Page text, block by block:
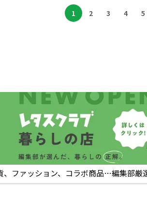
1 2 3 4 5
、ファッション、コラボ商品…編集部厳